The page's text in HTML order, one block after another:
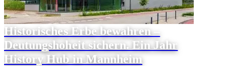
Historisches Erbe bewahren –
Deutungshoheit sichern. Ein Jahr
History Hub in Mannheim